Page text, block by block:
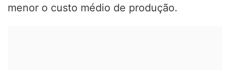
menor o custo médio de produção.